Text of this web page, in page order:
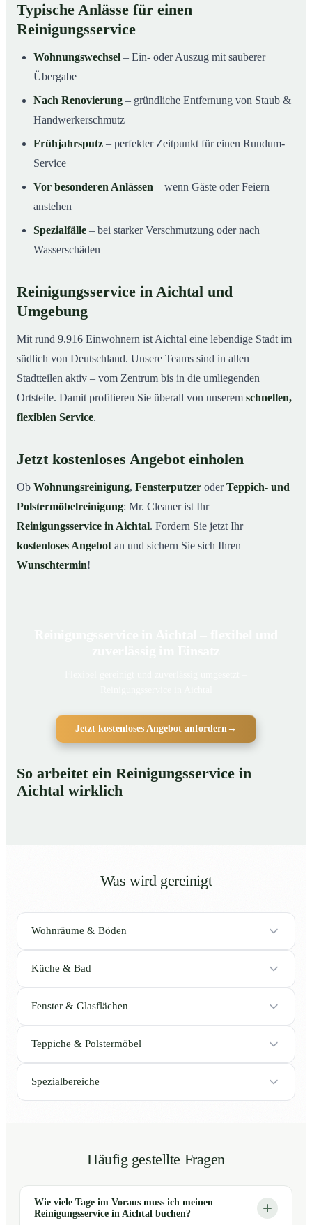
Typische Anlässe für einen
Reinigungsservice
Wohnungswechsel – Ein- oder Auszug mit sauberer
Übergabe
Nach Renovierung – gründliche Entfernung von Staub &
Handwerkerschmutz
Frühjahrsputz – perfekter Zeitpunkt für einen Rundum-
Service
Vor besonderen Anlässen – wenn Gäste oder Feiern
anstehen
Spezialfälle – bei starker Verschmutzung oder nach
Wasserschäden
Reinigungsservice in Aichtal und
Umgebung
Mit rund 9.916 Einwohnern ist Aichtal eine lebendige Stadt im
südlich von Deutschland. Unsere Teams sind in allen
Stadtteilen aktiv – vom Zentrum bis in die umliegenden
Ortsteile. Damit profitieren Sie überall von unserem schnellen,
flexiblen Service.
Jetzt kostenloses Angebot einholen
Ob Wohnungsreinigung, Fensterputzer oderTeppich- und
Polstermöbelreinigung: Mr. Cleaner ist Ihr
Reinigungsservice in Aichtal. Fordern Sie jetzt Ihr
kostenloses Angebot an und sichern Sie sich Ihren
Wunschtermin!
Jetzt kostenloses Angebot anfordern →
So arbeitet ein Reinigungsservice in
Aichtal wirklich
Was wird gereinigt
Wohnräume & Böden
Küche & Bad
Fenster & Glasflächen
Teppiche & Polstermöbel
Spezialbereiche
Häufig gestellte Fragen
Wie viele Tage im Voraus muss ich meinen
Reinigungsservice in Aichtal buchen?